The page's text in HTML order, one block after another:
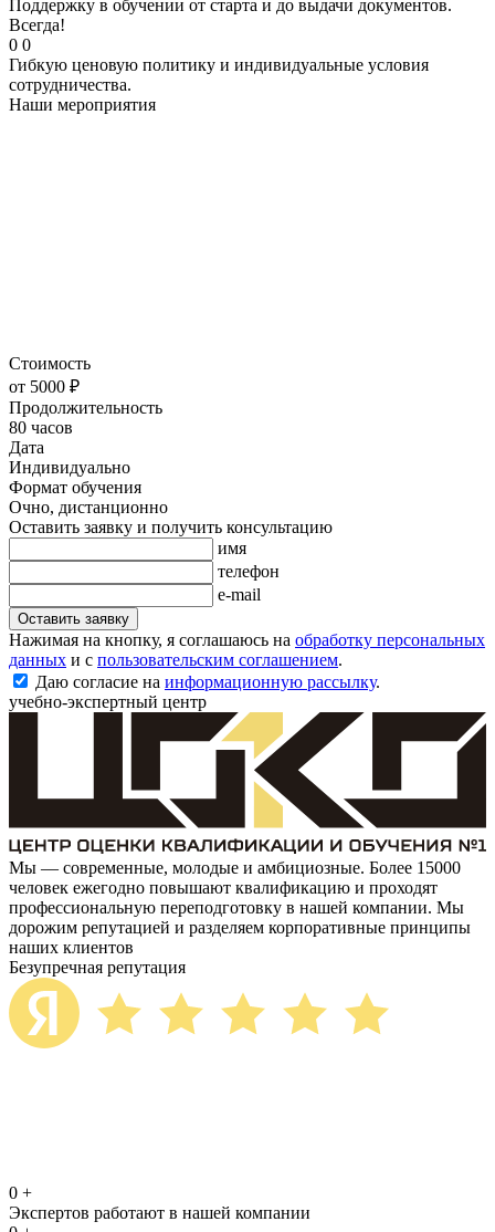
Поддержку в обучении от старта и до выдачи документов.
Всегда!
0 0
Гибкую ценовую политику и индивидуальные условия
сотрудничества.
Наши мероприятия
Стоимость
от 5000 ₽
Продолжительность
80 часов
Дата
Индивидуально
Формат обучения
Очно, дистанционно
Оставить заявку и получить консультацию
имя
телефон
e-mail
Оставить заявку
Нажимая на кнопку, я соглашаюсь на обработку персональных
данных и с пользовательским соглашением.
Даю согласие на информационную рассылку.
учебно-экспертный центр
Мы — современные, молодые и амбициозные. Более 15000
человек ежегодно повышают квалификацию и проходят
профессиональную переподготовку в нашей компании. Мы
дорожим репутацией и разделяем корпоративные принципы
наших клиентов
Безупречная репутация
0 +
Экспертов работают в нашей компании